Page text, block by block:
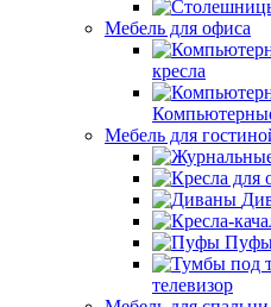
Мебель для офиса
кресла
Мебель для
телевизор